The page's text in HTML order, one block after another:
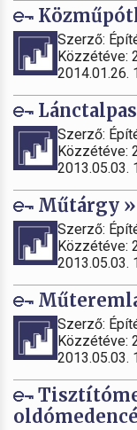
Szerző:
Közzétéve:
2014.01.26.
Szerző:
Közzétéve:
2013.05.03.
Műtárgy »
Szerző:
Közzétéve:
2013.05.03.
Szerző:
Közzétéve:
2013.05.03.